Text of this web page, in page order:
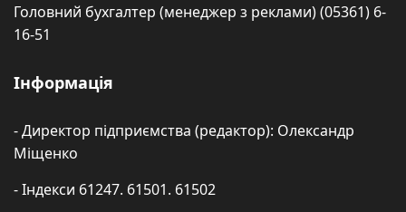
Головний бухгалтер (менеджер з реклами) (05361) 6-
16-51
Інформація
- Директор підприємства (редактор): Олександр
Міщенко
- Індекси 61247. 61501. 61502